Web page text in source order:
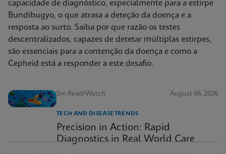
capacidade de diagnóstico, especialmente para a estirpe
Bundibugyo, o que atrasa a deteção da doença e a
resposta ao surto. Saiba por que razão os testes
descentralizados, capazes de detetar múltiplas estirpes,
são essenciais para a contenção da doença e como a
Cepheid está a responder a este desafio.
5m Read/Watch August 06, 2026
TECH AND DISEASE TRENDS
Precision in Action: Rapid
Diagnostics in Real World Care